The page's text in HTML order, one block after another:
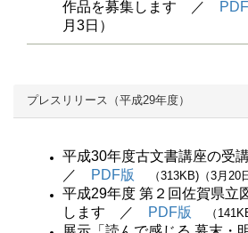
作品を募集します ／
月3日）
プレスリリース（平成29年度）
平成30年度古文書講座の受
／
PDF版 （313KB)（3月20
平成29年度 第２回佐賀県立
します ／
PDF版 （